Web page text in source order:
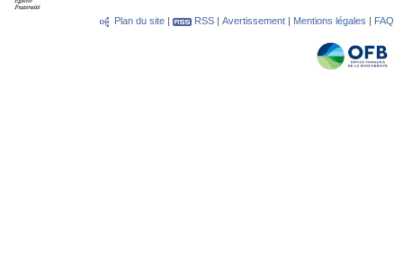
FAQ
Mentions légales |
Avertissement |
RSS |
Plan du site |